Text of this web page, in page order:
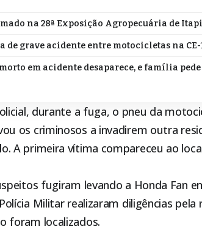
na 28ª Exposição Agropecuária de
de grave acidente entre motocicletas na CE-
em acidente desaparece, e família
durante a fuga, o pneu da
os criminosos a invadirem outra
A primeira vítima compareceu ao
fugiram levando a Honda Fan
Militar realizaram diligências pela
foram localizados.